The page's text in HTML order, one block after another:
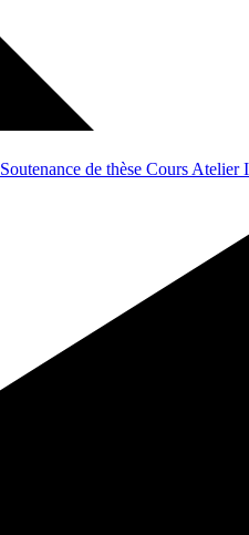
Soutenance de thèse Cours Atelier